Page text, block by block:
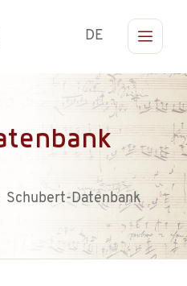
DE
Schubert-Datenbank